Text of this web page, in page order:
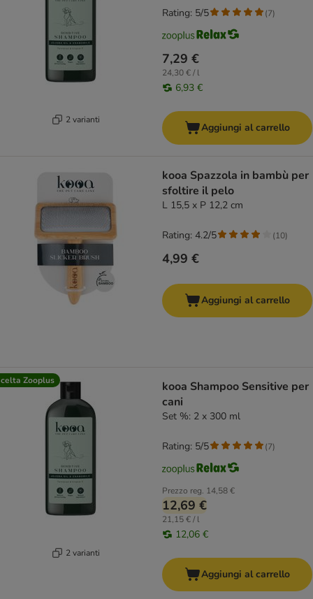
2 varianti
7,29 €
24,30 € / l
6,93 €
Rating: 5/5 (7)
Aggiungi al carrello
kooa Spazzola in bambù per
sfoltire il pelo
L 15,5 x P 12,2 cm
4,99 €
Rating: 4.2/5 (10)
Aggiungi al carrello
Zooplus
2 varianti
kooa Shampoo Sensitive per
cani
Set %: 2 x 300 ml
Prezzo reg. 14,58 €
12,69 €
21,15 € / l
12,06 €
Rating: 5/5 (7)
Aggiungi al carrello